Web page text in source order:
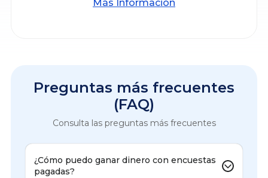
Más Información
Preguntas más frecuentes
(FAQ)
Consulta las preguntas más frecuentes
¿Cómo puedo ganar dinero con encuestas
pagadas?